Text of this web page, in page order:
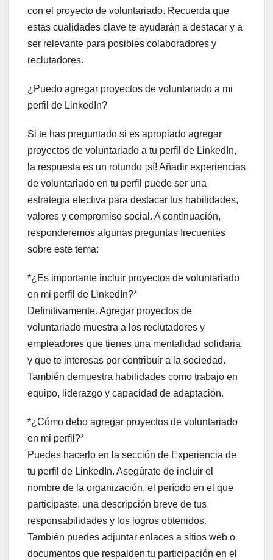
con el proyecto de voluntariado. Recuerda que
estas cualidades clave te ayudarán a destacar y a
ser relevante para posibles colaboradores y
reclutadores.
¿Puedo agregar proyectos de voluntariado a mi
perfil de LinkedIn?
Si te has preguntado si es apropiado agregar
proyectos de voluntariado a tu perfil de LinkedIn,
la respuesta es un rotundo ¡sí! Añadir experiencias
de voluntariado en tu perfil puede ser una
estrategia efectiva para destacar tus habilidades,
valores y compromiso social. A continuación,
responderemos algunas preguntas frecuentes
sobre este tema:
*¿Es importante incluir proyectos de voluntariado
en mi perfil de LinkedIn?*
Definitivamente. Agregar proyectos de
voluntariado muestra a los reclutadores y
empleadores que tienes una mentalidad solidaria
y que te interesas por contribuir a la sociedad.
También demuestra habilidades como trabajo en
equipo, liderazgo y capacidad de adaptación.
*¿Cómo debo agregar proyectos de voluntariado
en mi perfil?*
Puedes hacerlo en la sección de Experiencia de
tu perfil de LinkedIn. Asegúrate de incluir el
nombre de la organización, el período en el que
participaste, una descripción breve de tus
responsabilidades y los logros obtenidos.
También puedes adjuntar enlaces a sitios web o
documentos que respalden tu participación en el